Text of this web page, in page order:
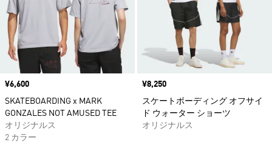
価格
¥6,600
SKATEBOARDING x MARK
GONZALES NOT AMUSED TEE
オリジナルス
2 カラー
価格
¥8,250
スケートボーディング オフサイ
ド ウォーター ショーツ
オリジナルス